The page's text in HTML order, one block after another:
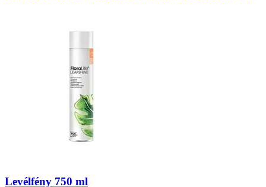
Levélfény 750 ml